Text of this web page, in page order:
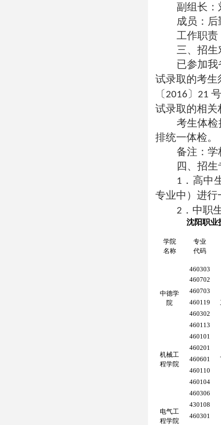
副组长：
成员：
工作职责
三、招生
已参加我
试录取的考
〔2016〕 21
试录取的相关
考生体
排统一体检。
备注：学
四、招
1 ．高中
专业中）进行
2 ．中职
沈阳职业
学院
名称
专业
代码
中德学
院
460303
460702
460703
460119
460302
460113
机械工
程学院
460101
460201
460601
460110
460104
电气工
程学院
460306
430108
460301